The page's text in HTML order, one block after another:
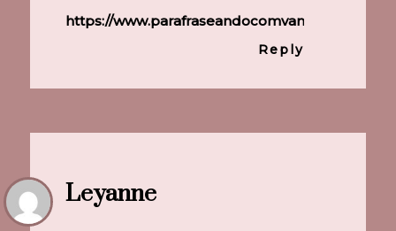
https://www.parafraseandocomvanessa.com.br/
Reply
Leyanne